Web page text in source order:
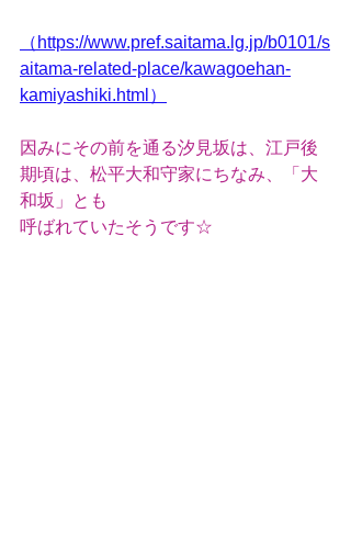
（https://www.pref.saitama.lg.jp/b0101/s
aitama-related-place/kawagoehan-
kamiyashiki.html）
因みにその前を通る汐見坂は、江戸後
期頃は、松平大和守家にちなみ、「大
和坂」とも
呼ばれていたそうです☆